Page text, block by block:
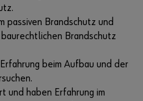
passiven Brandschutz und
Brandschutz
beim Aufbau und der
und haben Erfahrung im